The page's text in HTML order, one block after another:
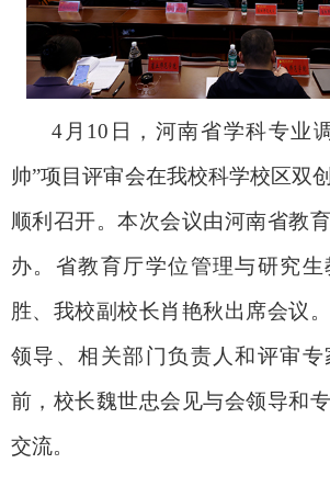
4 月10日，河南省学科专业
帅”项目评审会在我校科学校区双
顺利召开。本次会议由河南省教
办。省教育厅学位管理与研究
胜、我校副校长肖艳秋出席会议
领导、相关部门负责人和评审
前，校长魏世忠会见与会领导和
交流。